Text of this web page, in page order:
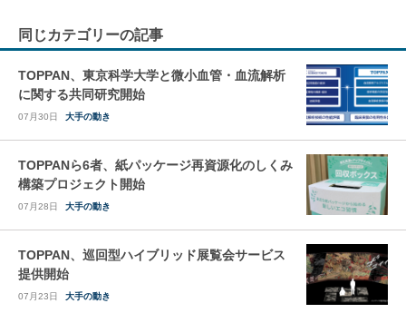
同じカテゴリーの記事
TOPPAN、東京科学大学と微小血管・血流解析
に関する共同研究開始
07月30日 大手の動き
TOPPANら6者、紙パッケージ再資源化のしくみ
構築プロジェクト開始
07月28日 大手の動き
TOPPAN、巡回型ハイブリッド展覧会サービス
提供開始
07月23日 大手の動き